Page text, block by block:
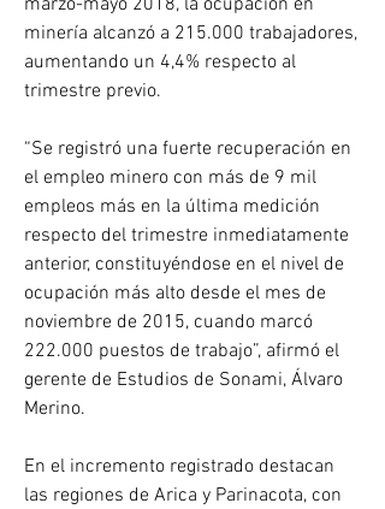
minería alcanzó a 215.000 trabajadores,
aumentando un 4,4% respecto al
trimestre previo.
“Se registró una fuerte recuperación en
el empleo minero con más de 9 mil
empleos más en la última medición
respecto del trimestre inmediatamente
anterior, constituyéndose en el nivel de
ocupación más alto desde el mes de
noviembre de 2015, cuando marcó
222.000 puestos de trabajo”, afirmó el
gerente de Estudios de Sonami, Álvaro
Merino.
En el incremento registrado destacan
las regiones de Arica y Parinacota, con